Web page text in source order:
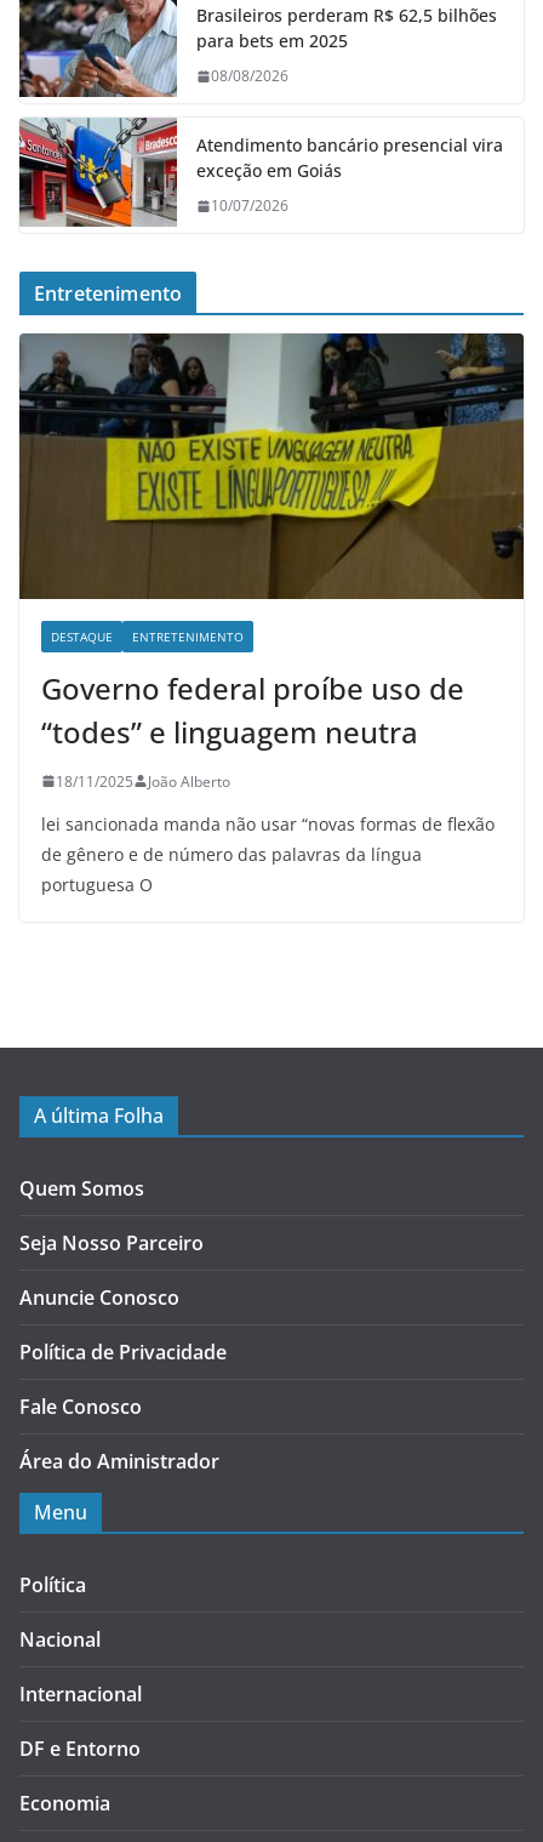
Brasileiros perderam R$ 62,5 bilhões
para bets em 2025
08/08/2026
Atendimento bancário presencial vira
exceção em Goiás
10/07/2026
Entretenimento
DESTAQUE ENTRETENIMENTO
Governo federal proíbe uso de
“todes” e linguagem neutra
18/11/2025 João Alberto
lei sancionada manda não usar “novas formas de flexão
de gênero e de número das palavras da língua
portuguesa O
A última Folha
Quem Somos
Seja Nosso Parceiro
Anuncie Conosco
Política de Privacidade
Fale Conosco
Área do Aministrador
Menu
Política
Nacional
Internacional
DF e Entorno
Economia